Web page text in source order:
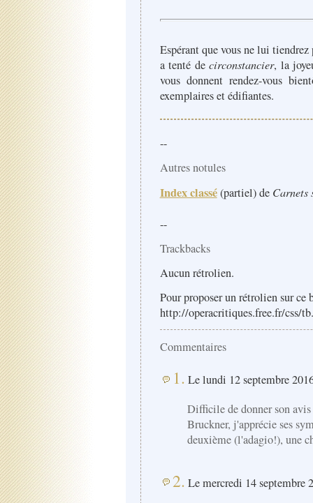
Espérant que vous ne lui
a tenté decirconstancier, la
vous donnent rendez-vous
exemplaires et édifiantes.
--
Autres notules
Index classé(partiel) de Carnets
--
Trackbacks
Aucun rétrolien.
Pour proposer un rétrolien sur
http://operacritiques.free.fr/css/
Commentaires
1. Le lundi 12 septembre
Difficile de donner son avis
Bruckner, j'apprécie ses
deuxième (l'adagio!), une
2. Le mercredi 14 septembre